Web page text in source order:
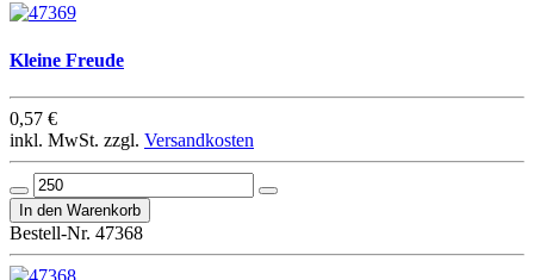
Kleine Freude
0,57 €
inkl. MwSt. zzgl. Versandkosten
Bestell-Nr. 47368